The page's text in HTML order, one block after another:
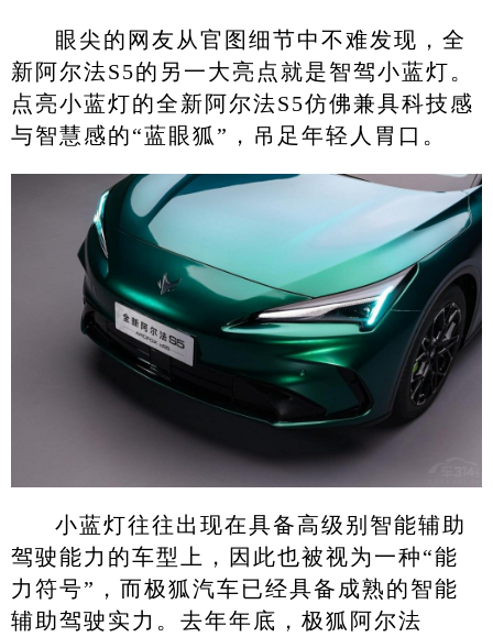
眼尖的网友从官图细节中不难发现，全
新阿尔法S5的另一大亮点就是智驾小蓝灯。
点亮小蓝灯的全新阿尔法S5仿佛兼具科技感
与智慧感的“蓝眼狐”，吊足年轻人胃口。
小蓝灯往往出现在具备高级别智能辅助
驾驶能力的车型上，因此也被视为一种“能
力符号”，而极狐汽车已经具备成熟的智能
辅助驾驶实力。去年年底，极狐阿尔法